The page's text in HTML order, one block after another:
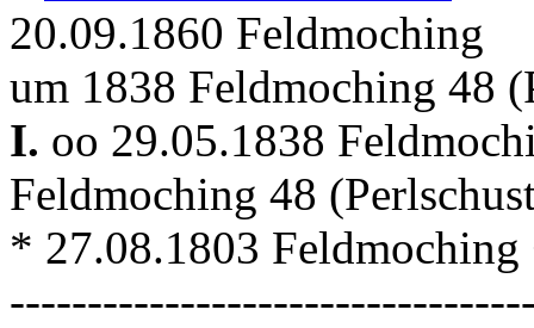
20.09.1860 Feldmoching
um 1838 Feldmoching 48
I. oo 29.05.1838
Feldmoching 48
* 27.08.1803